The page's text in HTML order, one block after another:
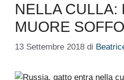
NELLA CULLA:
MUORE
13 Settembre 2018 di